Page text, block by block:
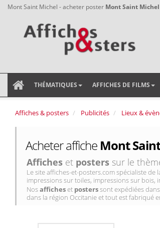
Mont Saint Michel - acheter poster Mont Saint Michel
THÉMATIQUES AFFICHES DE FILMS
Affiches & posters Publicités Lieux &
Acheter affiche Mont
Affiches et posters sur le
Le site affiches-et-posters.com spécialiste
impressions sur toiles, impressions sur bois,
Nosafficheset posterssont expédiées
dans la région Occitanie et tout est fabriqué